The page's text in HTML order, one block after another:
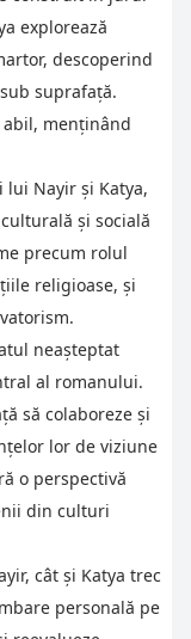
explorează
descoperind
suprafață.
menținând
lui Nayir și Katya,
și socială
precum rolul
religioase, și
neașteptat
al romanului.
să colaboreze și
lor de viziune
o perspectivă
din culturi
cât și Katya trec
personală pe